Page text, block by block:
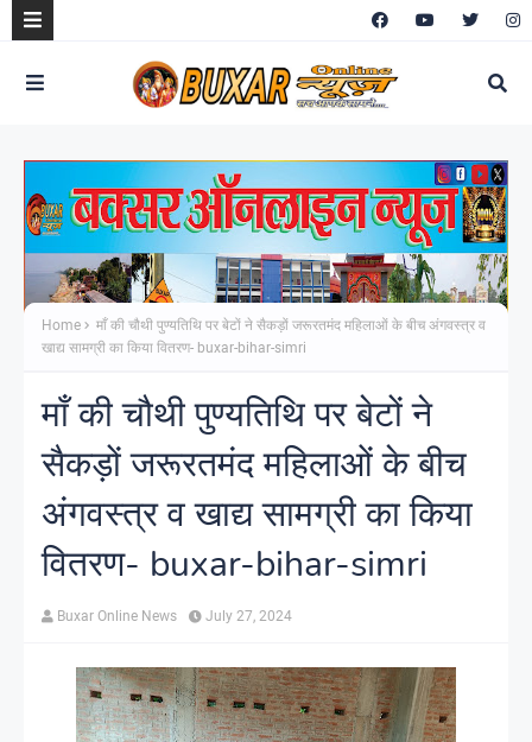
Home
माँ की चौथी पुण्यतिथि पर बेटों ने सैकड़ों जरूरतमंद महिलाओं के बीच अंगवस्त्र व
खाद्य सामग्री का किया वितरण- buxar-bihar-simri
माँ की चौथी पुण्यतिथि पर बेटों ने
सैकड़ों जरूरतमंद महिलाओं के बीच
अंगवस्त्र व खाद्य सामग्री का किया
वितरण- buxar-bihar-simri
Buxar Online News July 27, 2024